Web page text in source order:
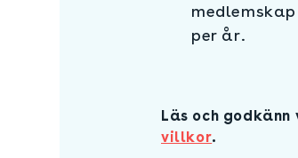
per år.
Läs och godkänn
villkor.